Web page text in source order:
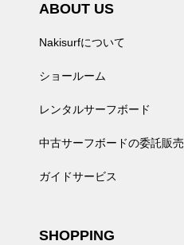
ABOUT US
Nakisurfについて
ショールーム
レンタルサーフボード
中古サーフボードの委託販売
ガイドサービス
SHOPPING